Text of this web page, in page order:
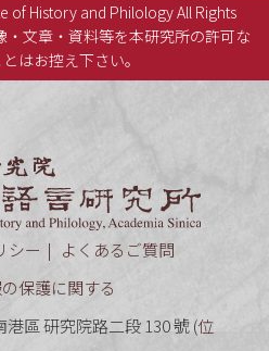
of History and Philology All Rights
・文章・資料等を本研究所の許可な
はお控え下さい。
シー
よくあるご質問
保護に関する
區 研究院路二段 130 號 (位